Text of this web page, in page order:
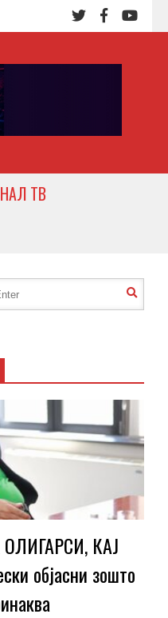
ТВ
КАЈ
објасни зошто